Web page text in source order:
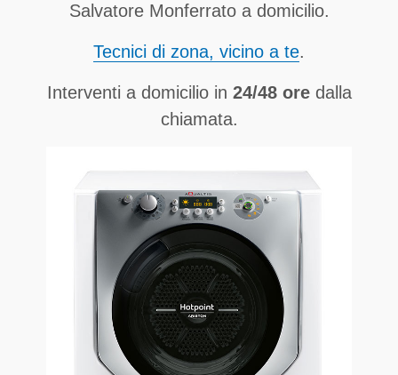
Salvatore Monferrato a domicilio.
Tecnici di zona, vicino a te.
Interventi a domicilio in 24/48 oredalla
chiamata.